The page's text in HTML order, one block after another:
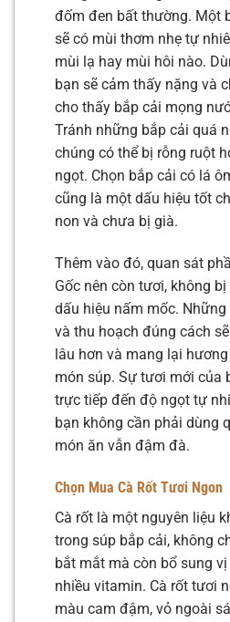
đốm đen bất thường. Một
sẽ có mùi thơm nhẹ tự
mùi lạ hay mùi hôi nào.
bạn sẽ cảm thấy nặng và
cho thấy bắp cải mọng
Tránh những bắp cải quá
chúng có thể bị rỗng ruột
ngọt. Chọn bắp cải có lá
cũng là một dấu hiệu tốt
non và chưa bị già.
Thêm vào đó, quan sát
Gốc nên còn tươi, không
dấu hiệu nấm mốc.
và thu hoạch đúng cách
lâu hơn và mang lại
món súp. Sự tươi mới của
trực tiếp đến độ ngọt tự
bạn không cần phải dùng
món ăn vẫn đậm đà.
Chọn Mua Cà Rốt Tươi Ngon
Cà rốt là một nguyên liệu
trong súp bắp cải, không
bắt mắt mà còn bổ sung
nhiều vitamin. Cà rốt tươi
màu cam đậm, vỏ ngoài